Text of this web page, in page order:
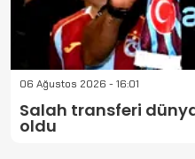
06 Ağustos 2026 - 16:01
Salah transferi
oldu